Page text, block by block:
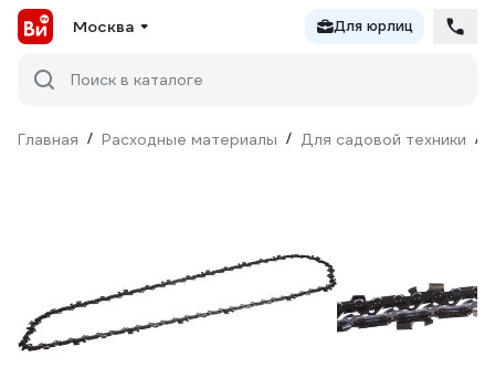
Москва Для юрлиц
Поиск в каталоге
Главная / Расходные материалы / Для садовой техники /